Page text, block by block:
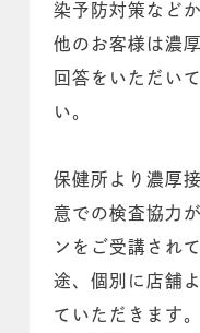
染予防対策など
他のお客様は濃
回答をいただい
い。
保健所より濃厚
意での検査協力
ンをご受講され
途、個別に店舗
ていただきます。